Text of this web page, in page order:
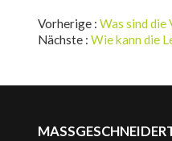
Vorherige Was sind die
Nächste Wie kann die